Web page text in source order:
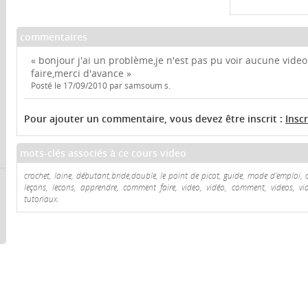
commentaires
« bonjour j'ai un problème,je n'est pas pu voir aucune
faire,merci d'avance »
Posté le 17/09/2010 par samsoum s.
Pour ajouter un commentaire, vous devez être inscrit :
mots-clés associés à ce cours video
crochet, laine, débutant,bride,double, le point de picot, guide, mode d'emploi,
leçons, lecons, apprendre, comment faire, video, vidéo, comment, videos,
tutoriaux.